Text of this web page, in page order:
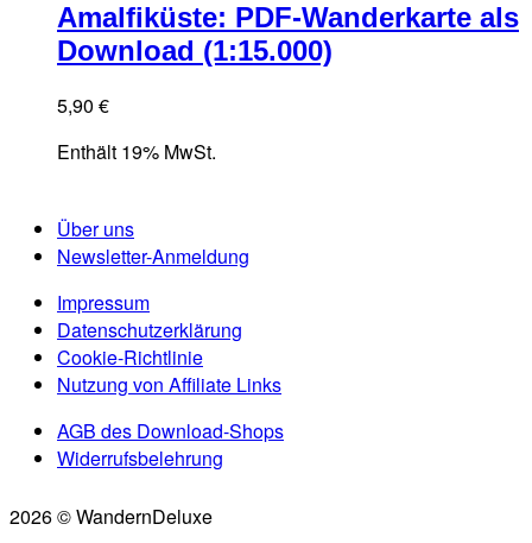
Amalfiküste: PDF-Wanderkarte als
Download (1:15.000)
5,90 €
Enthält 19% MwSt.
Über uns
Newsletter-Anmeldung
Impressum
Datenschutzerklärung
Cookie-Richtlinie
Nutzung von Affiliate Links
AGB des Download-Shops
Widerrufsbelehrung
2026 © WandernDeluxe